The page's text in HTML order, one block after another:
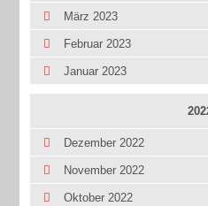
März 2023
Februar 2023
Januar 2023
Dezember 2022
November 2022
Oktober 2022